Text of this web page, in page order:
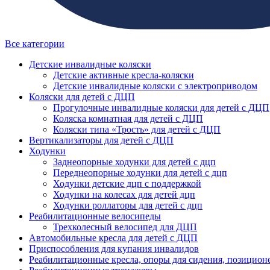
Все категории
Детские инвалидные коляски
Детские активные кресла-коляски
Детские инвалидные коляски с электроприводом
Коляски для детей с ДЦП
Прогулочные инвалидные коляски для детей с ДЦП
Коляска комнатная для детей с ДЦП
Коляски типа «Трость» для детей с ДЦП
Вертикализаторы для детей с ДЦП
Ходунки
Заднеопорные ходунки для детей с дцп
Переднеопорные ходунки для детей с дцп
Ходунки детские дцп с поддержкой
Ходунки на колесах для детей дцп
Ходунки роллаторы для детей с дцп
Реабилитационные велосипеды
Трехколесный велосипед для ДЦП
Автомобильные кресла для детей с ДЦП
Приспособления для купания инвалидов
Реабилитационные кресла, опоры для сидения,